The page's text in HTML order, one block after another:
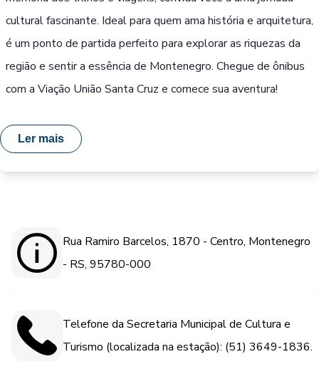
cultural fascinante. Ideal para quem ama história e arquitetura,
é um ponto de partida perfeito para explorar as riquezas da
região e sentir a essência de Montenegro. Chegue de ônibus
com a Viação União Santa Cruz e comece sua aventura!
Ler mais
Rua Ramiro Barcelos, 1870 - Centro, Montenegro
- RS, 95780-000
Telefone da Secretaria Municipal de Cultura e
Turismo (localizada na estação): (51) 3649-1836.